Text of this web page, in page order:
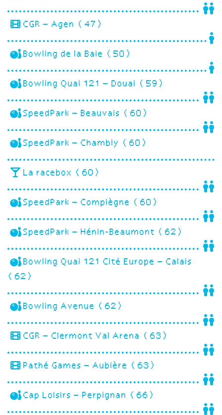
CGR – Agen (47)
Bowling de la Baie (50)
Bowling Quai 121 – Douai (59)
SpeedPark – Beauvais (60)
SpeedPark – Chambly (60)
La racebox (60)
SpeedPark – Compiègne (60)
SpeedPark – Hénin-Beaumont (62)
Bowling Quai 121 Cité Europe – Calais
(62)
Bowling Avenue (62)
CGR – Clermont Val Arena (63)
Pathé Games – Aubière (63)
Cap Loisirs – Perpignan (66)